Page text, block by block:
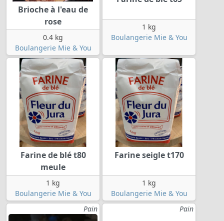
Brioche à l'eau de
rose
0.4 kg
Boulangerie Mie & You
1 kg
Boulangerie Mie & You
Farine de blé t80
meule
1 kg
Boulangerie Mie & You
Farine seigle t170
1 kg
Boulangerie Mie & You
Pain
Pain